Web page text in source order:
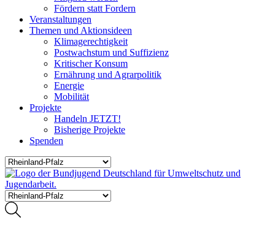
Fördern statt Fordern
Veranstaltungen
Themen und Aktionsideen
Klimagerechtigkeit
Postwachstum und Suffizienz
Kritischer Konsum
Ernährung und Agrarpolitik
Energie
Mobilität
Projekte
Handeln JETZT!
Bisherige Projekte
Spenden